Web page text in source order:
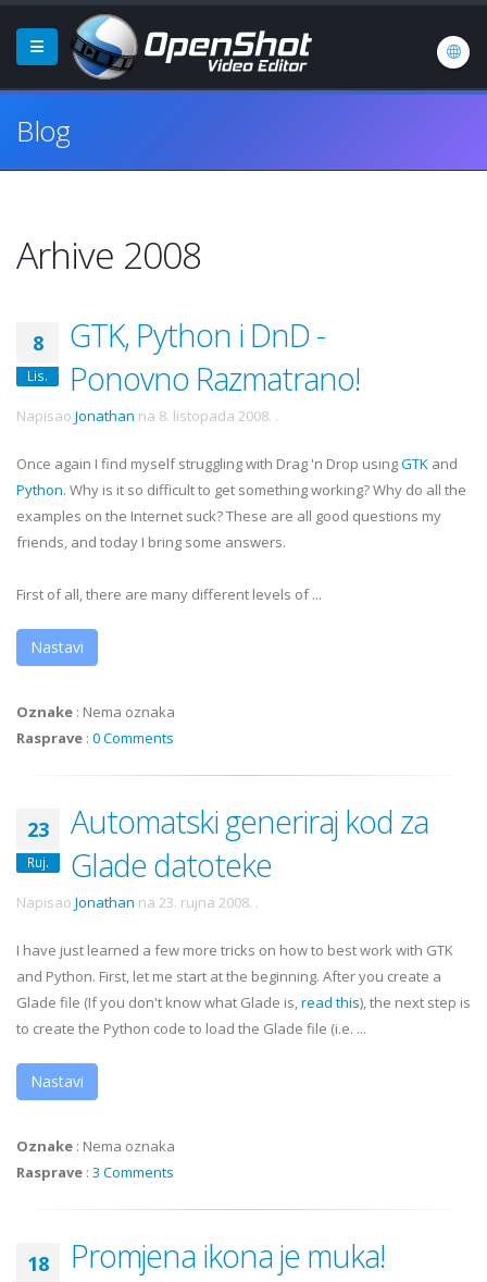
Blog
Arhive 2008
8
Lis.
GTK, Python i DnD -
Ponovno Razmatrano!
Napisao Jonathan na 8. listopada 2008. .
Once again I find myself struggling with Drag 'n Drop usingGTK and
Python. Why is it so difficult to get something working? Why do all the
examples on the Internet suck? These are all good questions my
friends, and today I bring some answers.
First of all, there are many different levels of ...
Nastavi
Oznake : Nema oznaka
Rasprave : 0 Comments
23
Ruj.
Automatski generiraj kod za
Glade datoteke
Napisao Jonathan na 23. rujna 2008. .
I have just learned a few more tricks on how to best work with GTK
and Python. First, let me start at the beginning. After you create a
Glade file (If you don't know what Glade is,read this), the next step is
to create the Python code to load the Glade file (i.e. ...
Nastavi
Oznake : Nema oznaka
Rasprave : 3 Comments
18 Promjena ikona je muka!